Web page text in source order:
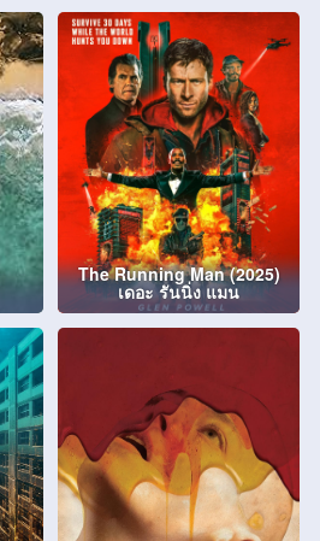
The Running Man (2025)
เดอะ รันนิ่ง แมน